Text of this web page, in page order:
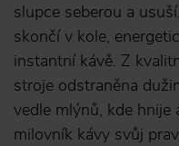
slupce seberou a
skončí v kole,
instantní kávě. Z
stroje odstraněna
vedle mlýnů, kde
milovník kávy svůj